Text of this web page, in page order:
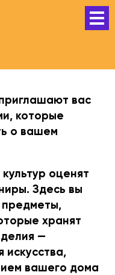
вас
которые
о вашем
оценят
Здесь вы
предметы,
хранят
—
искусства,
вашего дома